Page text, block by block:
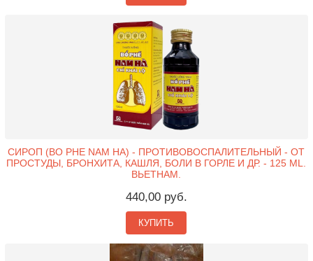
СИРОП (BO PHE NAM HA) - ПРОТИВОВОСПАЛИТЕЛЬНЫЙ - ОТ
ПРОСТУДЫ, БРОНХИТА, КАШЛЯ, БОЛИ В ГОРЛЕ И ДР. - 125 ML.
ВЬЕТНАМ.
440,00 руб.
КУПИТЬ